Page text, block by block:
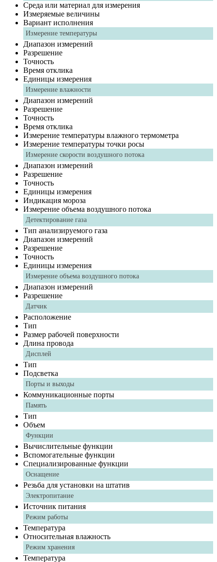
Среда или материал для измерения
Измеряемые величины
Вариант исполнения
Измерение температуры
Диапазон измерений
Разрешение
Точность
Время отклика
Единицы измерения
Измерение влажности
Диапазон измерений
Разрешение
Точность
Время отклика
Измерение температуры влажного термометра
Измерение температуры точки росы
Измерение скорости воздушного потока
Диапазон измерений
Разрешение
Точность
Единицы измерения
Индикация мороза
Измерение объема воздушного потока
Детектирование газа
Тип анализируемого газа
Диапазон измерений
Разрешение
Точность
Единицы измерения
Измерение объема воздушного потока
Диапазон измерений
Разрешение
Датчик
Расположение
Тип
Размер рабочей поверхности
Длина провода
Дисплей
Тип
Подсветка
Порты и выходы
Коммуникационные порты
Память
Тип
Объем
Функции
Вычислительные функции
Вспомогательные функции
Специализированные функции
Оснащение
Резьба для установки на штатив
Электропитание
Источник питания
Режим работы
Температура
Относительная влажность
Режим хранения
Температура